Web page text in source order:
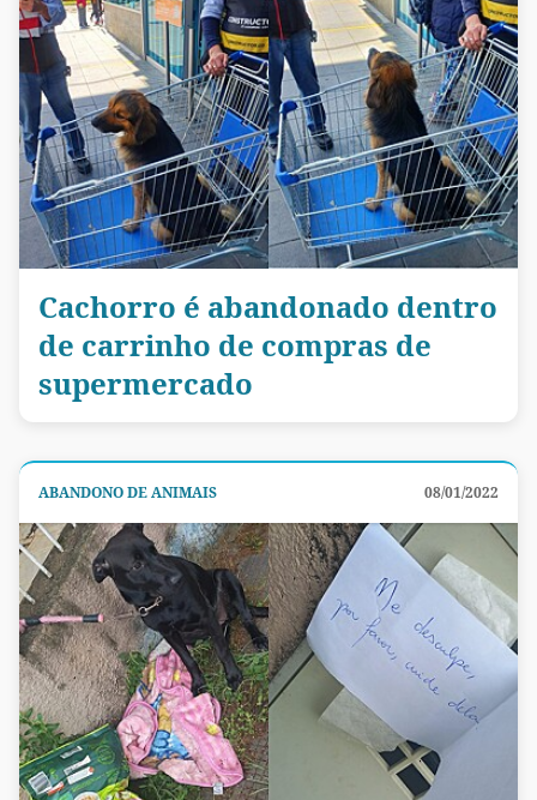
Cachorro é abandonado dentro
de carrinho de compras de
supermercado
ABANDONO DE ANIMAIS 08/01/2022